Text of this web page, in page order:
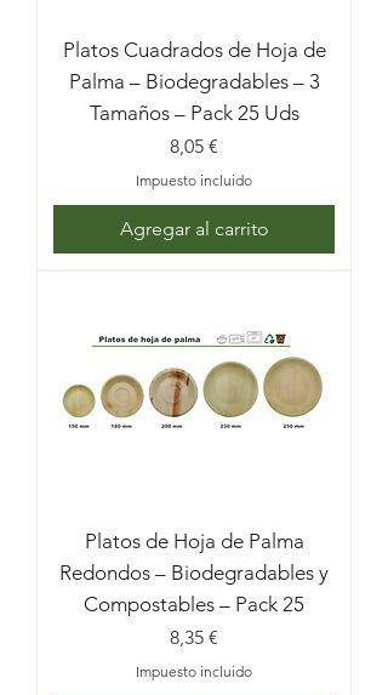
completos.
Platos Cuadrados de Hoja de
Palma – Biodegradables – 3
Tamaños – Pack 25 Uds
Precio
8,05 €
Impuesto incluido
Agregar al carrito
Platos de Hoja de Palma
Redondos – Biodegradables y
Compostables – Pack 25
Precio
8,35 €
Impuesto incluido